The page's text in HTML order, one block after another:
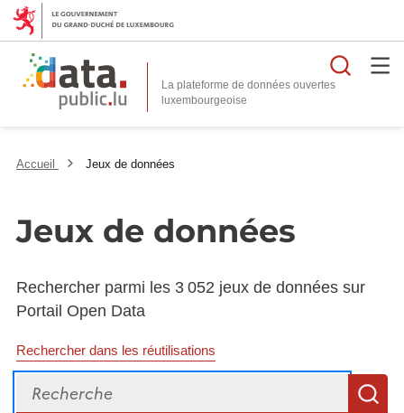
La plateforme de données ouvertes
Accueil Jeux de données
Jeux de données
Rechercher parmi les 3 052 jeux de données sur
Portail Open Data
Rechercher dans les réutilisations
Recherche